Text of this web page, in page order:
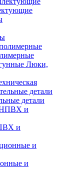
Люки,
детали
и
и